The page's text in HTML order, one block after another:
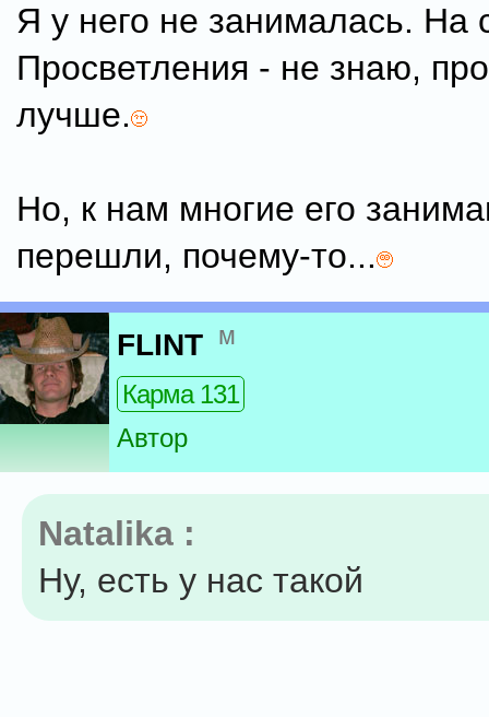
Я у него не занималась. На
Просветления - не знаю,
лучше.
Но, к нам многие его
перешли, почему-то...
FLINT м
Карма 131
Автор
Natalika :
Ну, есть у нас такой